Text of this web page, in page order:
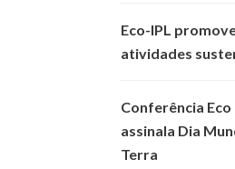
Eco-IPL
atividades
Conferência Eco
assinala Dia
Terra